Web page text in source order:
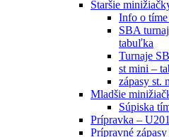
Staršie
Info o
SBA
tabuľka
Turnaje
st mini –
zápasy st.
Mladšie
Súpiska
Prípravka –
Prípravné zápasy